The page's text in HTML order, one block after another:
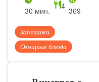
30 мин.
4 369
Запеканки
Овощные блюда